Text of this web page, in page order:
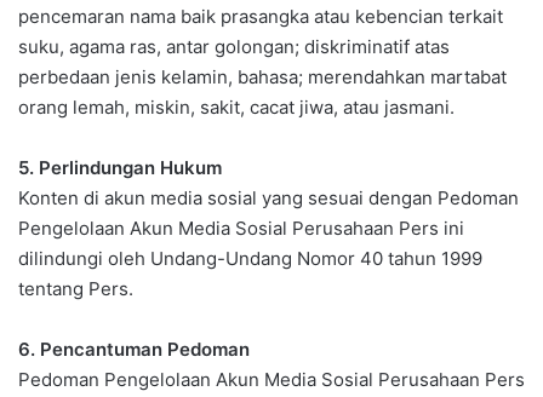
pencemaran nama baik prasangka atau kebencian terkait
suku, agama ras, antar golongan; diskriminatif atas
perbedaan jenis kelamin, bahasa; merendahkan martabat
orang lemah, miskin, sakit, cacat jiwa, atau jasmani.
5. Perlindungan Hukum
Konten di akun media sosial yang sesuai dengan Pedoman
Pengelolaan Akun Media Sosial Perusahaan Pers ini
dilindungi oleh Undang-Undang Nomor 40 tahun 1999
tentang Pers.
6. Pencantuman Pedoman
Pedoman Pengelolaan Akun Media Sosial Perusahaan Pers